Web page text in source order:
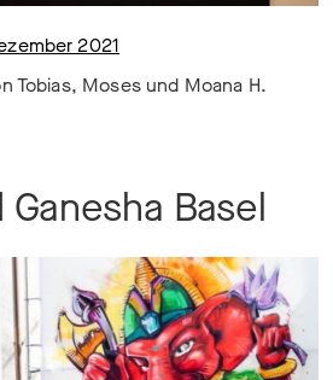
2021
Tobias, Moses und Moana H.
Basel